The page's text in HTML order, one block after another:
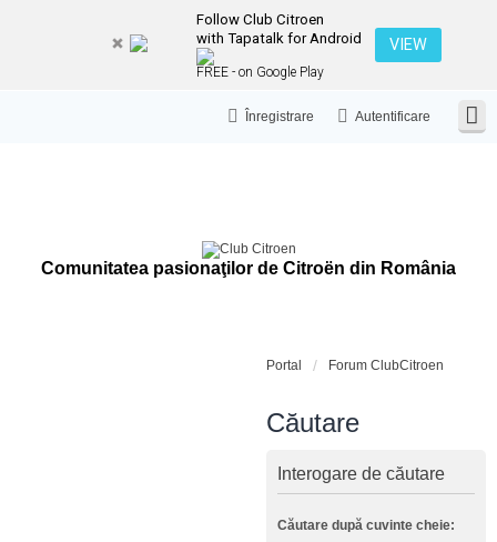
Follow Club Citroen
with Tapatalk for Android
FREE - on Google Play
VIEW
Autentificare
Înregistrare
Comunitatea pasionaţilor de Citroën din România
Portal Forum ClubCitroen
Căutare
Interogare de căutare
Căutare după cuvinte cheie: